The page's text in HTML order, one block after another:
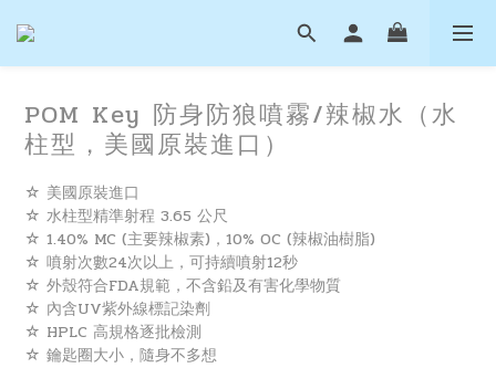
POM Key 防身防狼噴霧/辣椒水（水
柱型，美國原裝進口）
☆ 美國原裝進口
☆ 水柱型精準射程 3.65 公尺
☆ 1.40% MC (主要辣椒素)，10% OC (辣椒油樹脂)
☆ 噴射次數24次以上，可持續噴射12秒
☆ 外殼符合FDA規範，不含鉛及有害化學物質
☆ 內含UV紫外線標記染劑
☆ HPLC 高規格逐批檢測
☆ 鑰匙圈大小，隨身不多想